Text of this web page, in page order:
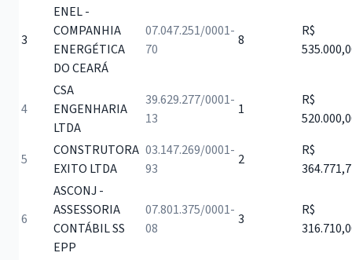
3
ENEL -
COMPANHIA
ENERGÉTICA
DO CEARÁ
07.047.251/0001-
70
8
R$
4
CSA
ENGENHARIA
LTDA
39.629.277/0001-
13
1
R$
5
CONSTRUTORA
EXITO LTDA
03.147.269/0001-
93
2
R$
6
ASCONJ -
ASSESSORIA
CONTÁBIL SS
EPP
07.801.375/0001-
08
3
R$